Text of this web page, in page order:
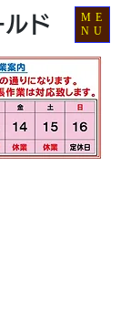
ルド
ME
NU